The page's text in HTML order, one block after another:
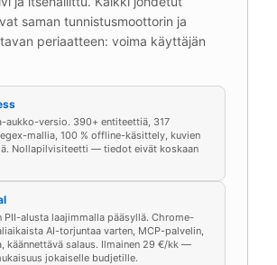
saman tunnistusmoottorin ja
periaatteen: voima käyttäjän
aukko-versio. 390+ entiteettiä, 317
mallia, 100 % offline-käsittely, kuvien
Nollapilvisiteetti — tiedot eivät koskaan
PII-alusta laajimmalla pääsyllä. Chrome-
AI-torjuntaa varten, MCP-palvelin,
käännettävä salaus. Ilmainen 29 €/kk —
jokaiselle budjetille.